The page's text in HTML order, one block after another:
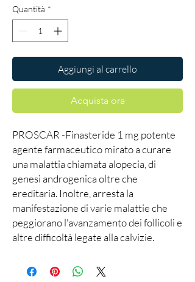
Quantità *
Aggiungi al carrello
Acquista ora
PROSCAR -Finasteride 1 mg potente
agente farmaceutico mirato a curare
una malattia chiamata alopecia, di
genesi androgenica oltre che
ereditaria. Inoltre, arresta la
manifestazione di varie malattie che
peggiorano l'avanzamento dei follicoli e
altre difficoltà legate alla calvizie.